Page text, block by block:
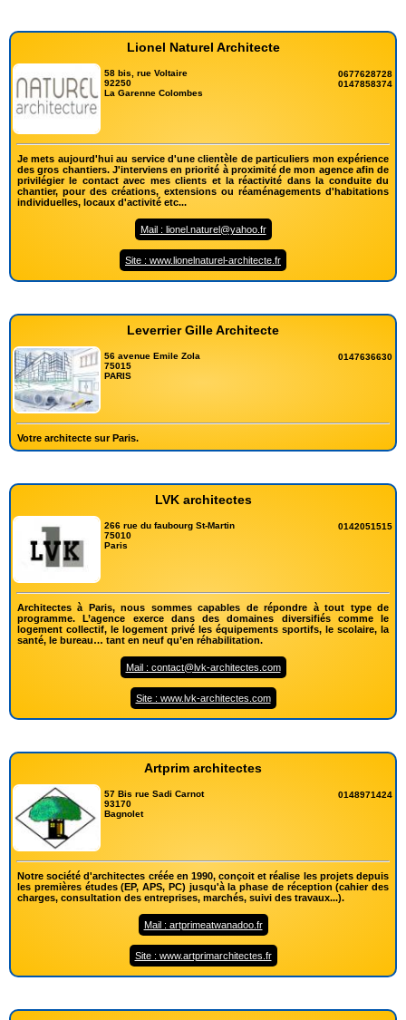
Lionel Naturel Architecte
58 bis, rue Voltaire
92250
La Garenne Colombes
0677628728
0147858374
Je mets aujourd'hui au service d'une clientèle de particuliers mon expérience
des gros chantiers. J'interviens en priorité à proximité de mon agence afin de
privilégier le contact avec mes clients et la réactivité dans la conduite du
chantier, pour des créations, extensions ou réaménagements d'habitations
individuelles, locaux d'activité etc...
Mail : lionel.naturel@yahoo.fr
Site : www.lionelnaturel-architecte.fr
Leverrier Gille Architecte
56 avenue Emile Zola
75015
PARIS
0147636630
Votre architecte sur Paris.
LVK architectes
266 rue du faubourg St-Martin
75010
Paris
0142051515
Architectes à Paris, nous sommes capables de répondre à tout type de
programme. L’agence exerce dans des domaines diversifiés comme le
logement collectif, le logement privé les équipements sportifs, le scolaire, la
santé, le bureau… tant en neuf qu’en réhabilitation.
Mail : contact@lvk-architectes.com
Site : www.lvk-architectes.com
Artprim architectes
57 Bis rue Sadi Carnot
93170
Bagnolet
0148971424
Notre société d'architectes créée en 1990, conçoit et réalise les projets depuis
les premières études (EP, APS, PC) jusqu'à la phase de réception (cahier des
charges, consultation des entreprises, marchés, suivi des travaux...).
Mail : artprimeatwanadoo.fr
Site : www.artprimarchitectes.fr